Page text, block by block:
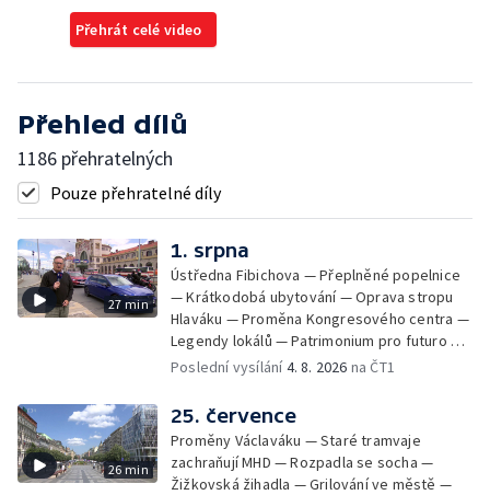
Přehrát celé video
Přehled dílů
1186 přehratelných
Pouze přehratelné díly
27 min
1. srpna
Ústředna Fibichova — Přeplněné popelnice
— Krátkodobá ubytování — Oprava stropu
Hlaváku — Proměna Kongresového centra —
Legendy lokálů — Patrimonium pro futuro —
Kolovraty
Poslední vysílání4. 8. 2026 na ČT1
26 min
25. července
Proměny Václaváku — Staré tramvaje
zachraňují MHD — Rozpadla se socha —
Žižkovská žihadla — Grilování ve městě —